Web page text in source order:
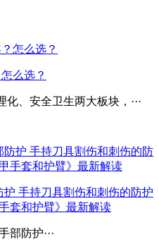
么选？
、安全卫生两大板块，···
护 手持刀具割伤和刺伤的防护
套和护臂》最新解读
部防护···